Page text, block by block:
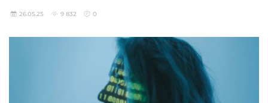
26.05.25 9 832 0